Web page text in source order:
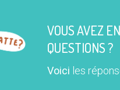
VOUS AVEZ
QUESTIONS ?
Voici les